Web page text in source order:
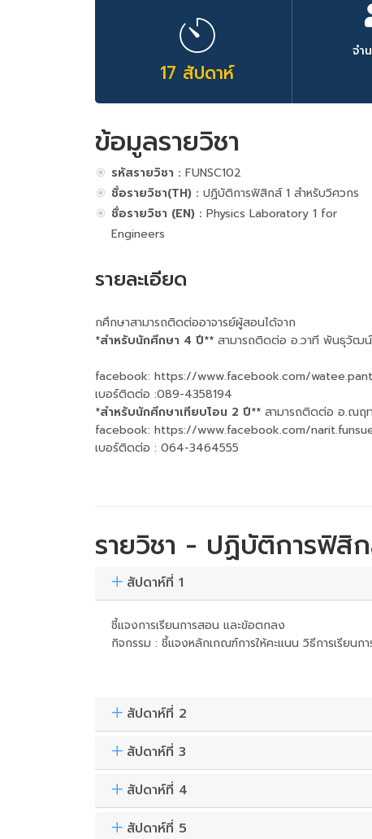
17 สัปดาห์
จำ
ข้อมูลรายวิชา
รหัสรายวิชา : FUNSC102
ชื่อรายวิชา(TH) : ปฏิบัติการฟิสิกส์ 1 สำหรับวิศวกร
ชื่อรายวิชา (EN) : Physics Laboratory 1 for
Engineers
รายละเอียด
กศึกษาสามารถติดต่ออาจารย์ผู้สอนได้จาก
*สำหรับนักศึกษา 4 ปี** สามารถติดต่อ อ.วาที พันธุวัฒน์
facebook: https://www.facebook.com/
เบอร์ติดต่อ :089-4358194
*สำหรับนักศึกษาเทียบโอน 2 ปี** สามารถติดต่อ อ.ณฤท
facebook: https://www.facebook.com/
เบอร์ติดต่อ : 064-3464555
รายวิชา - ปฏิบัติการฟิสิ
สัปดาห์ที่ 1
ชี้แจงการเรียนการสอน และข้อตกลง
กิจกรรม : ชี้แจงหลักเกณฑ์การให้คะแนน วิธีการเรียน
สัปดาห์ที่ 2
สัปดาห์ที่ 3
สัปดาห์ที่ 4
สัปดาห์ที่ 5